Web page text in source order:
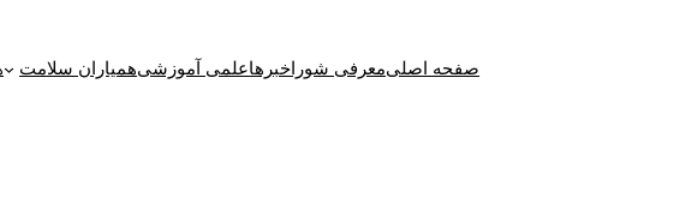
صفحه اصلیمعرفی شوراخبرهاعلمی آموزشیهمیاران سلامت